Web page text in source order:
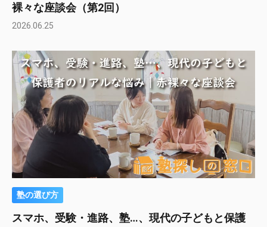
裸々な座談会（第2回）
2026.06.25
塾の選び方
スマホ、受験・進路、塾…、現代の子どもと保護